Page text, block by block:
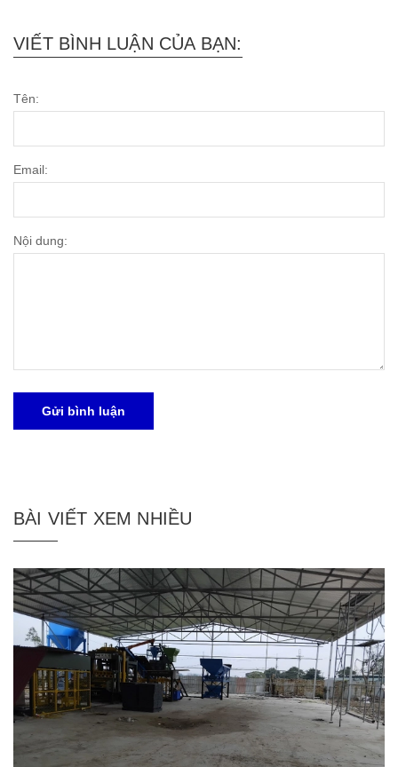
VIẾT BÌNH LUẬN CỦA BẠN:
Tên:
Email:
Nội dung:
Gửi bình luận
BÀI VIẾT XEM NHIỀU